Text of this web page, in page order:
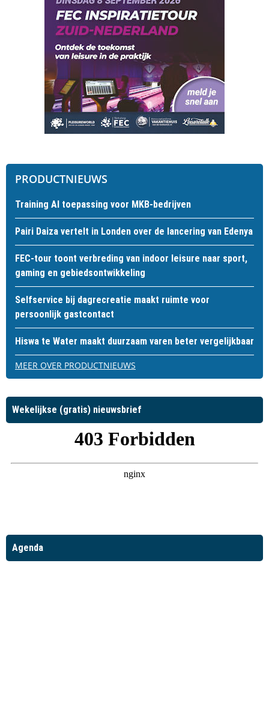
PRODUCTNIEUWS
Training AI toepassing voor MKB-bedrijven
Pairi Daiza vertelt in Londen over de lancering van Edenya
FEC-tour toont verbreding van indoor leisure naar sport,
gaming en gebiedsontwikkeling
Selfservice bij dagrecreatie maakt ruimte voor
persoonlijk gastcontact
Hiswa te Water maakt duurzaam varen beter vergelijkbaar
MEER OVER PRODUCTNIEUWS
Wekelijkse (gratis) nieuwsbrief
Agenda